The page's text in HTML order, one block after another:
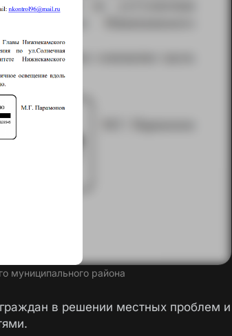
муниципального района
в решении местных проблем и